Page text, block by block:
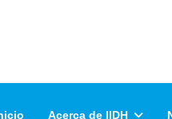
Acerca de IIDH